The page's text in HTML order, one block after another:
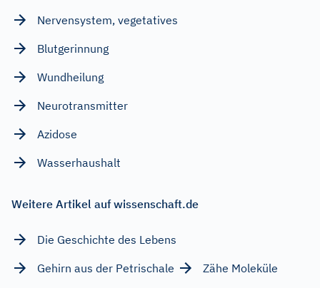
Nervensystem, vegetatives
Blutgerinnung
Wundheilung
Neurotransmitter
Azidose
Wasserhaushalt
Weitere Artikel auf wissenschaft.de
Die Geschichte des Lebens
Gehirn aus der Petrischale
Zähe Moleküle